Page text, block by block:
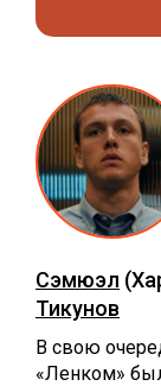
Сэмюэл
Тикунов
В свою
«Ленком»